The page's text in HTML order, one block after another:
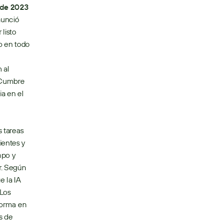
2023
listo
en todo
al
en el
tareas
y
y
Según
la IA
en
de